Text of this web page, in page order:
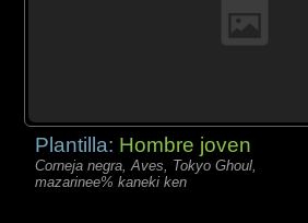
Plantilla: Hombre joven
Corneja negra, Aves, Tokyo Ghoul,
mazarinee% kaneki ken